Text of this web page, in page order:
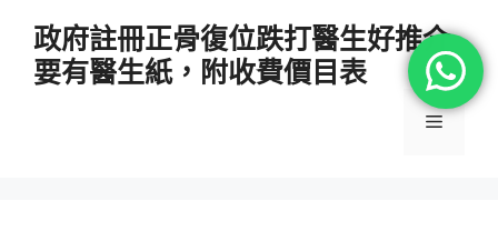
政府註冊正骨復位跌打醫生好推介
要有醫生紙，附收費價目表
選